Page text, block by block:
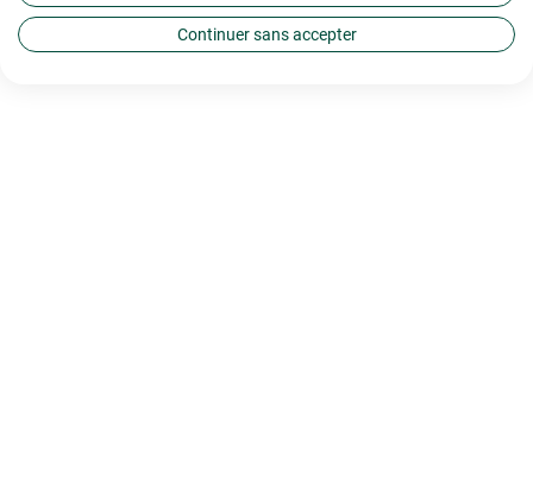
Continuer sans accepter